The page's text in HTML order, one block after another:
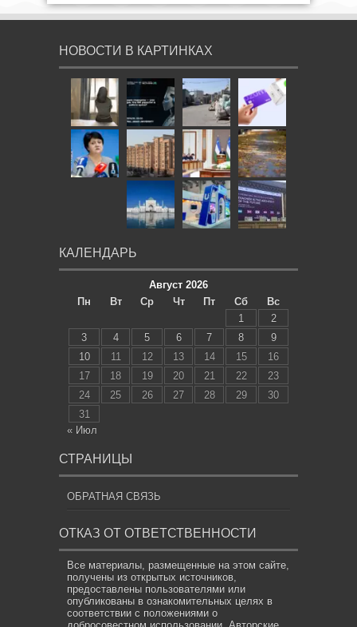
НОВОСТИ В КАРТИНКАХ
КАЛЕНДАРЬ
Август 2026
Пн
Вт Ср Чт Пт Сб
Вс
1
2
3
4 5 6 7 8
9
10
11 12 13 14 15
16
17
18 19 20 21 22
23
24
25 26 27 28 29
30
31
« Июл
СТРАНИЦЫ
ОБРАТНАЯ СВЯЗЬ
ОТКАЗ ОТ ОТВЕТСТВЕННОСТИ
Все материалы, размещенные на этом сайте,
получены из открытых источников,
предоставлены пользователями или
опубликованы в ознакомительных целях в
соответствии с положениями о